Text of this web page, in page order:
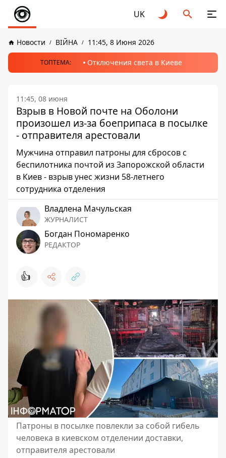
UK
Новости ВІЙНА 11:45, 8 Июня 2026
ТОПТЕМА: Отключения света в Киеве
11:45, 08 июня
Взрыв в Новой почте на Оболони
произошел из-за боеприпаса в посылке
- отправителя арестовали
Мужчина отправил патроны для сбросов с
беспилотника почтой из Запорожской области
в Киев - взрыв унес жизни 58-летнего
сотрудника отделения
Владлена Мачульская
ЖУРНАЛИСТ
Богдан Пономаренко
РЕДАКТОР
👍
Патроны в посылке повлекли за собой гибель
человека в киевском отделении доставки,
отправителя арестовали